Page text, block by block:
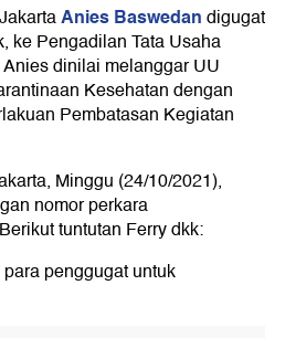
Anies Baswedandigugat
ke Pengadilan Tata Usaha
dinilai melanggar UU
Kesehatan dengan
Pembatasan Kegiatan
Minggu (24/10/2021),
nomor perkara
tuntutan Ferry dkk:
penggugat untuk